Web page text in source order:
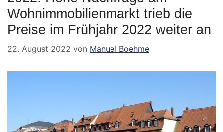
Wohnimmobilienmarkt trieb die
Preise im Frühjahr 2022 weiter an
22. August 2022 von Manuel Boehme